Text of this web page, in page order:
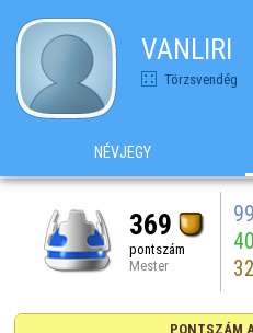
VANLIRI
Törzsvendég
NÉVJEGY
369
pontszám
Mester
PONTSZÁM